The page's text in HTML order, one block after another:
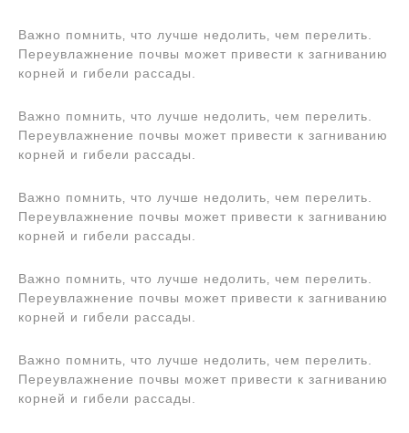
Важно помнить‚ что лучше недолить‚ чем перелить.
Переувлажнение почвы может привести к загниванию
корней и гибели рассады.
Важно помнить‚ что лучше недолить‚ чем перелить.
Переувлажнение почвы может привести к загниванию
корней и гибели рассады.
Важно помнить‚ что лучше недолить‚ чем перелить.
Переувлажнение почвы может привести к загниванию
корней и гибели рассады.
Важно помнить‚ что лучше недолить‚ чем перелить.
Переувлажнение почвы может привести к загниванию
корней и гибели рассады.
Важно помнить‚ что лучше недолить‚ чем перелить.
Переувлажнение почвы может привести к загниванию
корней и гибели рассады.